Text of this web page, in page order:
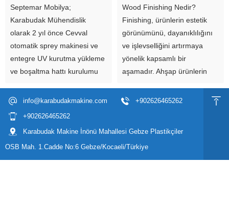
Septemar Mobilya;
Karabudak Mühendislik
olarak 2 yıl önce Cevval
otomatik sprey makinesi ve
entegre UV kurutma yükleme
ve boşaltma hattı kurulumu
tercih eden megayat iç
Septemar Mobilya ile...
Wood Finishing Nedir?
Finishing, ürünlerin estetik
görünümünü, dayanıklılığını
ve işlevselliğini artırmaya
yönelik kapsamlı bir
aşamadır. Ahşap ürünlerin
çıkarmak adına genellikle
ürünlerin doğal...
info@karabudakmakine.com
+902626465262
+902626465262
Karabudak Makine İnönü Mahallesi Gebze Plastikçiler
OSB Mah. 1.Cadde No:6 Gebze/Kocaeli/Türkiye